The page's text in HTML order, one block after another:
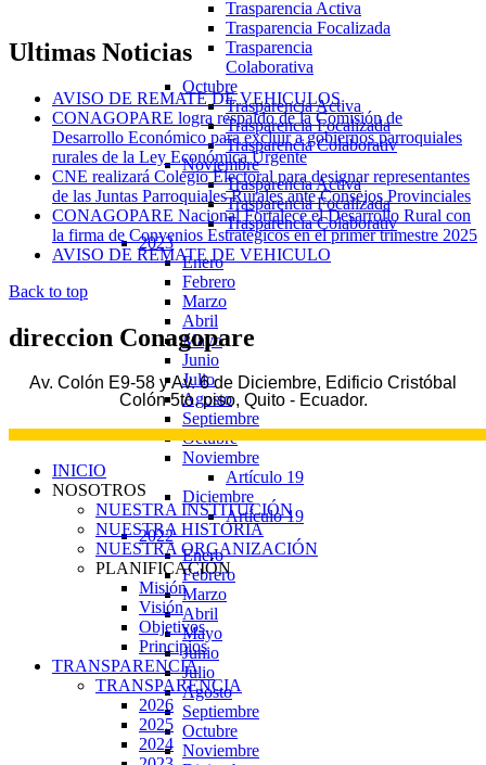
Trasparencia Activa
Trasparencia Focalizada
Trasparencia
Colaborativa
Octubre
Trasparencia Activa
Trasparencia Focalizada
Trasparencia Colaborativ
Noviembre
Trasparencia Activa
Trasparencia Focalizada
Trasparencia Colaborativ
2023
Enero
Febrero
Marzo
Abril
Mayo
Junio
Julio
Agosto
Septiembre
Octubre
Noviembre
Artículo 19
Diciembre
Artículo 19
2022
Enero
Febrero
Marzo
Abril
Mayo
Junio
Julio
Agosto
Septiembre
Octubre
Noviembre
Ultimas Noticias
AVISO DE REMATE DE VEHICULOS
CONAGOPARE logra respaldo de la Comisión de
Desarrollo Económico para excluir a gobiernos parroquiales
rurales de la Ley Económica Urgente
CNE realizará Colegio Electoral para designar representantes
de las Juntas Parroquiales Rurales ante Consejos Provinciales
CONAGOPARE Nacional Fortalece el Desarrollo Rural con
la firma de Convenios Estratégicos en el primer trimestre 2025
AVISO DE REMATE DE VEHICULO
Back to top
direccion Conagopare
Av. Colón E9-58 y Av. 6 de Diciembre, Edificio Cristóbal
Colón 5to. piso, Quito - Ecuador.
INICIO
NOSOTROS
NUESTRA INSTITUCIÓN
NUESTRA HISTORIA
NUESTRA ORGANIZACIÓN
PLANIFICACIÓN
Misión
Visión
Objetivos
Principios
TRANSPARENCIA
TRANSPARENCIA
2026
2025
2024